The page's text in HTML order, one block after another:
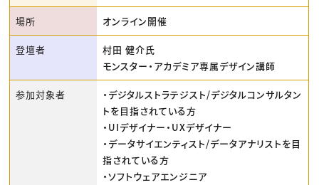
場所 オンライン開催
登壇者
村田 健介氏
モンスター・アカデミア専属デザイン講師
参加対象者
・デジタルストラテジスト/デジタルコンサルタン
トを目指されている方
・UIデザイナー・UXデザイナー
・データサイエンティスト/データアナリストを目
指されている方
・ソフトウェアエンジニア